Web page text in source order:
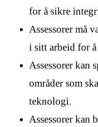
for å sikre
Assessorer må
i sitt arbeid for
Assessorer kan
områder som
teknologi.
Assessorer kan